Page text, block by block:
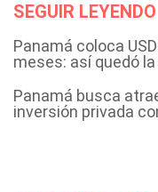
SEGUIR LEYENDO
Panamá coloca
meses: así quedó
Panamá busca
inversión privada